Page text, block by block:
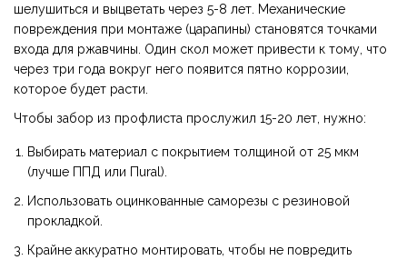
шелушиться и выцветать через 5-8 лет. Механические
повреждения при монтаже (царапины) становятся точками
входа для ржавчины. Один скол может привести к тому, что
через три года вокруг него появится пятно коррозии,
которое будет расти.
Чтобы забор из профлиста прослужил 15-20 лет, нужно:
Выбирать материал с покрытием толщиной от 25 мкм
(лучше ППД или Пural).
Использовать оцинкованные саморезы с резиновой
прокладкой.
Крайне аккуратно монтировать, чтобы не повредить